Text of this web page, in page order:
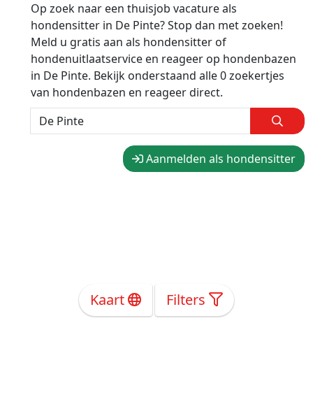
Op zoek naar een thuisjob vacature als
hondensitter in De Pinte? Stop dan met zoeken!
Meld u gratis aan als hondensitter of
hondenuitlaatservice en reageer op hondenbazen
in De Pinte. Bekijk onderstaand alle 0 zoekertjes
van hondenbazen en reageer direct.
Aanmelden als hondensitter
Kaart Filters